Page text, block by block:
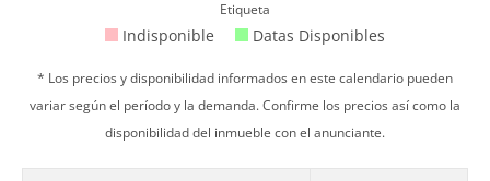
Etiqueta
Indisponible Datas Disponibles
* Los precios y disponibilidad informados en este calendario pueden
variar según el período y la demanda. Confirme los precios así como la
disponibilidad del inmueble con el anunciante.